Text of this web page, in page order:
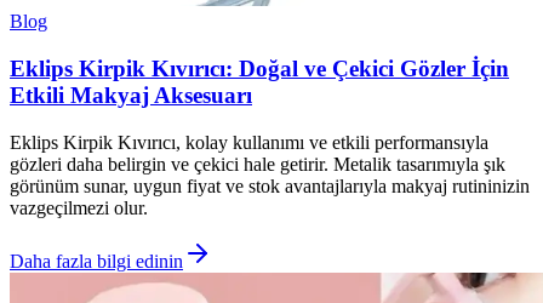
Blog
Eklips Kirpik Kıvırıcı: Doğal ve Çekici Gözler İçin
Etkili Makyaj Aksesuarı
Eklips Kirpik Kıvırıcı, kolay kullanımı ve etkili performansıyla
gözleri daha belirgin ve çekici hale getirir. Metalik tasarımıyla şık
görünüm sunar, uygun fiyat ve stok avantajlarıyla makyaj rutininizin
vazgeçilmezi olur.
Daha fazla bilgi edinin